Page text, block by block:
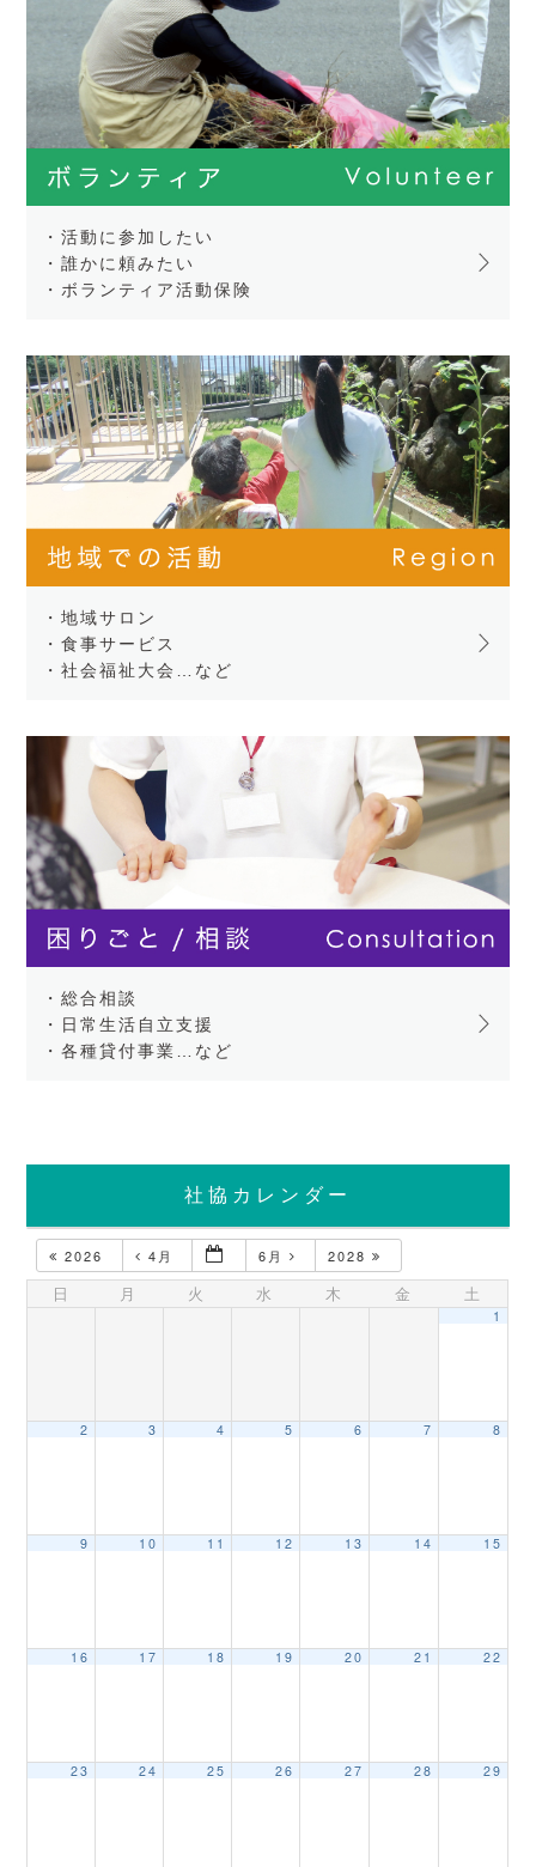
・活動に参加したい
・誰かに頼みたい
・ボランティア活動保険
・地域サロン
・食事サービス
・社会福祉大会…など
・総合相談
・日常生活自立支援
・各種貸付事業…など
社協カレンダー
2026 4月 6月 2028
日 月 火 水 木 金 土
1
2 3 4 5 6 7 8
9 10 11 12 13 14 15
16 17 18 19 20 21 22
23 24 25 26 27 28 29